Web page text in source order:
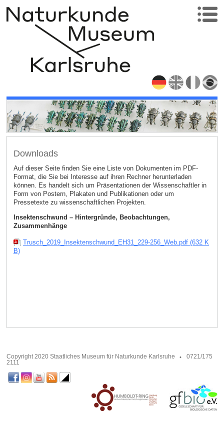
Downloads
Auf dieser Seite finden Sie eine Liste von Dokumenten im PDF-
Format, die Sie bei Interesse auf ihren Rechner herunterladen
können. Es handelt sich um Präsentationen der Wissenschaftler in
Form von Postern, Plakaten und Publikationen oder um
Pressetexte zu wissenschaftlichen Projekten.
Insektenschwund – Hintergründe, Beobachtungen,
Zusammenhänge
Trusch_2019_Insektenschwund_EH31_229-256_Web.pdf (632 K
B)
Copyright 2020 Staatliches Museum für Naturkunde Karlsruhe
0721/175
2111